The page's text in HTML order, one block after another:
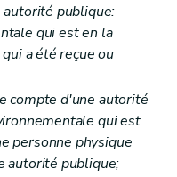
de réparation
mesures de réparation
de prévention
autorité publique:
qui est en la
a été reçue ou
compte d'une autorité
qui est
personne physique
autorité publique;